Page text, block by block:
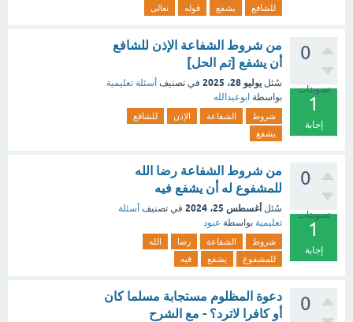
للشافع
يشفع قوله تعالى
0
تصويتات
1
إجابة
من شروط الشفاعة الإذن للشافع
أن يشفع [تم الحل]
سُئل يوليو 28، 2025 في تصنيف أسئلة تعليمية
بواسطة ابوعبدالله
شروط الشفاعة الإذن
للشافع
يشفع
0
تصويتات
1
إجابة
من شروط الشفاعة رضا الله
للمشفوع له أن يشفع فيه
سُئل أغسطس 25، 2024 في تصنيف أسئلة
تعليمية بواسطة عبود
شروط الشفاعة رضا
الله
للمشفوع
يشفع فيه
0
دعوة المظلوم مستجابة مسلما كان
أو كافرا لاترد؟ - مع الشرح